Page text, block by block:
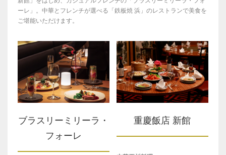
ーレ」。中華とフレンチが選べる「鉄板焼 浜」のレストランで美食を
ご堪能いただけます。
ブラスリーミリーラ・
フォーレ
重慶飯店 新館